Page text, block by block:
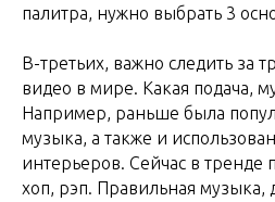
палитра, нужно выбрать 3
В-третьих, важно следить за
видео в мире. Какая подача,
Например, раньше была
музыка, а также и
интерьеров. Сейчас в тренде
хоп, рэп. Правильная музыка,